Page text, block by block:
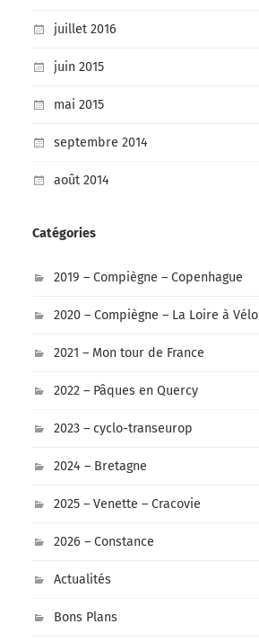
juillet 2016
juin 2015
mai 2015
septembre 2014
août 2014
Catégories
2019 – Compiègne – Copenhague
2020 – Compiègne – La Loire à Vélo
2021 – Mon tour de France
2022 – Pâques en Quercy
2023 – cyclo-transeurop
2024 – Bretagne
2025 – Venette – Cracovie
2026 – Constance
Actualités
Bons Plans